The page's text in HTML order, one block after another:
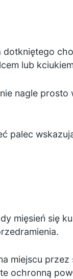
lub
nagle
palec
mięsień się
miejscu
ochronną